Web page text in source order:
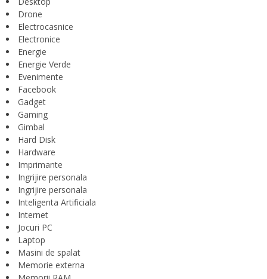
Drone
Electrocasnice
Electronice
Energie
Energie Verde
Evenimente
Facebook
Gadget
Gaming
Gimbal
Hard Disk
Hardware
Imprimante
Ingrijire personala
Ingrijire personala
Inteligenta Artificiala
Internet
Jocuri PC
Laptop
Masini de spalat
Memorie externa